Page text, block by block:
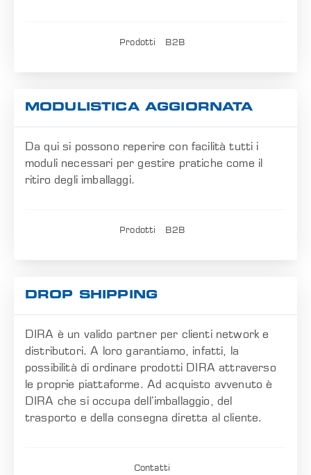
Prodotti B2B
MODULISTICA AGGIORNATA
Da qui si possono reperire con facilità tutti i
moduli necessari per gestire pratiche come il
ritiro degli imballaggi.
Prodotti B2B
DROP SHIPPING
DIRA è un valido partner per clienti network e
distributori. A loro garantiamo, infatti, la
possibilità di ordinare prodotti DIRA attraverso
le proprie piattaforme. Ad acquisto avvenuto è
DIRA che si occupa dell’imballaggio, del
trasporto e della consegna diretta al cliente.
Contatti